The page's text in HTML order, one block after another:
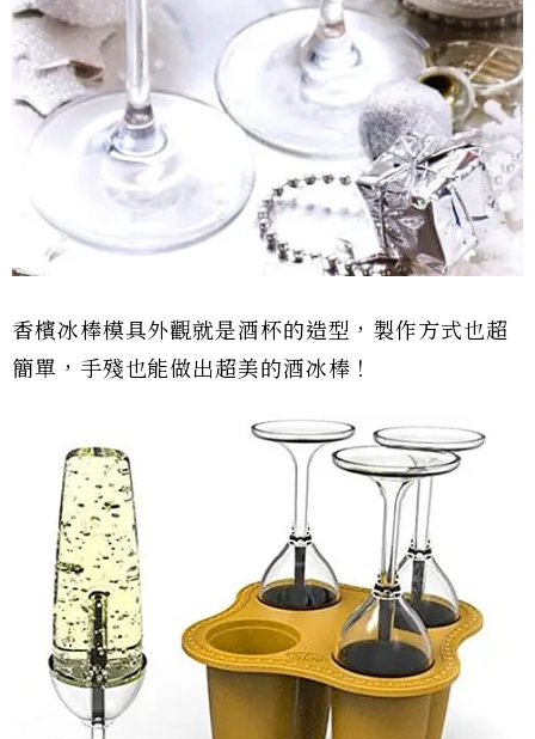
香檳冰棒模具外觀就是酒杯的造型，製作方式也超
簡單，手殘也能做出超美的酒冰棒！